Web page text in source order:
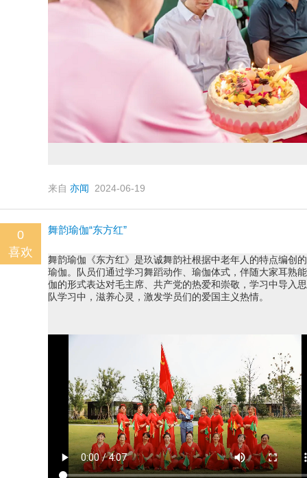
来自 亦闻 2024-06-19
舞韵瑜伽“东方红”
舞韵瑜伽《东方红》是玖诚舞韵社根据中老年人的特点编创
瑜伽。队员们通过学习舞蹈动作、瑜伽体式，伴随大家耳熟
伽的形式表达对毛主席、共产党的热爱和崇敬，学习中导入
队学习中，滋养心灵，激发学员们的爱国主义热情。
0
喜欢